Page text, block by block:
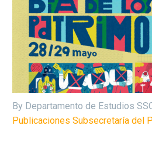
By Departamento de Estudios
Publicaciones Subsecretaría del